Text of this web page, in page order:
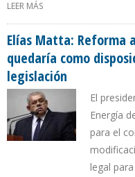
LEER MÁS
Elías Matta: Reforma
quedaría como
legislación
El
Energía
para el
legal